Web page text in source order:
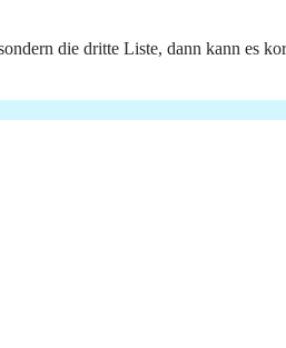
die dritte Liste, dann kann es